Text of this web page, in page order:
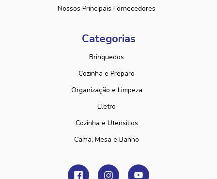
Nossos Principais Fornecedores
Categorias
Brinquedos
Cozinha e Preparo
Organização e Limpeza
Eletro
Cozinha e Utensilios
Cama, Mesa e Banho